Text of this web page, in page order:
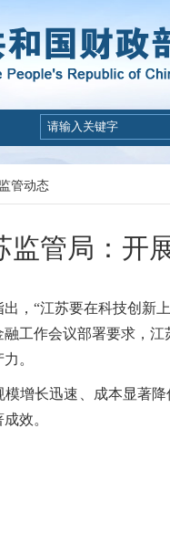
监管动态
监管局：开
出，“江苏要在科技创新
融工作会议部署要求，江
。
模增长迅速、成本显著降
效。